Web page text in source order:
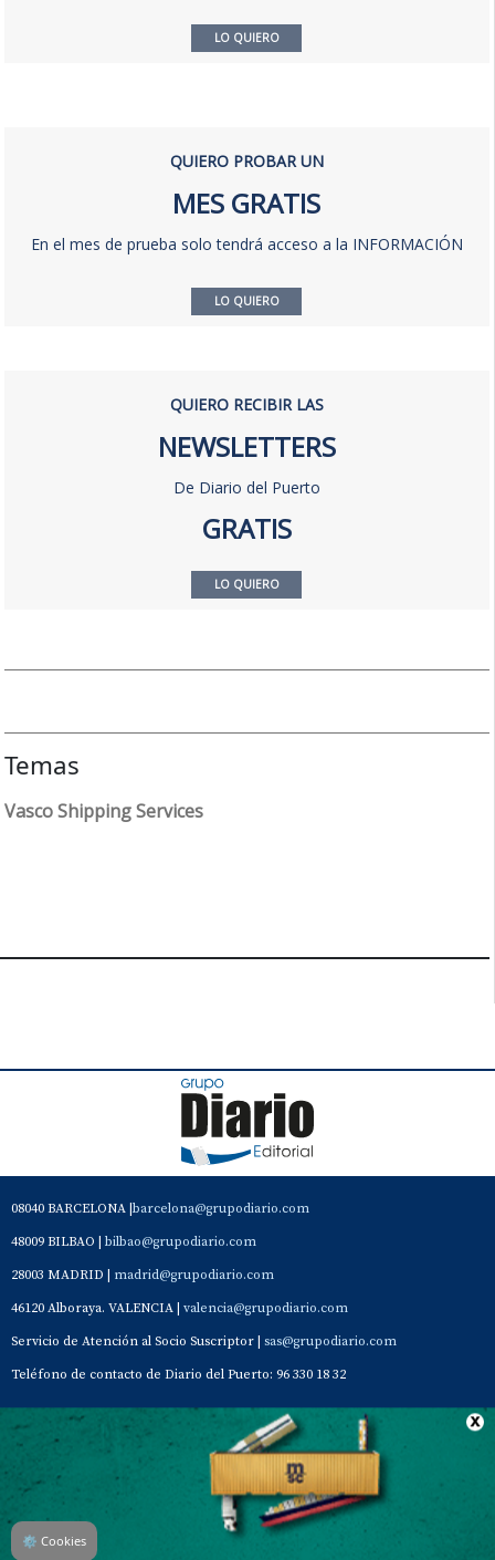
LO QUIERO
QUIERO PROBAR UN
MES GRATIS
En el mes de prueba solo tendrá acceso a la INFORMACIÓN
LO QUIERO
QUIERO RECIBIR LAS
NEWSLETTERS
De Diario del Puerto
GRATIS
LO QUIERO
Temas
Vasco Shipping Services
08040 BARCELONA | barcelona@grupodiario.com
48009 BILBAO | bilbao@grupodiario.com
28003 MADRID | madrid@grupodiario.com
46120 Alboraya. VALENCIA | valencia@grupodiario.com
Servicio de Atención al Socio Suscriptor | sas@grupodiario.com
Teléfono de contacto de Diario del Puerto: 96 330 18 32
Contacto Aviso Legal Quiénes somos Política de privacidad
⚙ Cookies